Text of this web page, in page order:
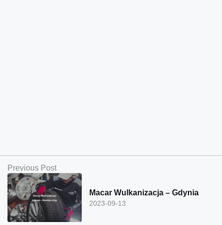
Previous Post
2023-09-13
Macar Wulkanizacja – Gdynia